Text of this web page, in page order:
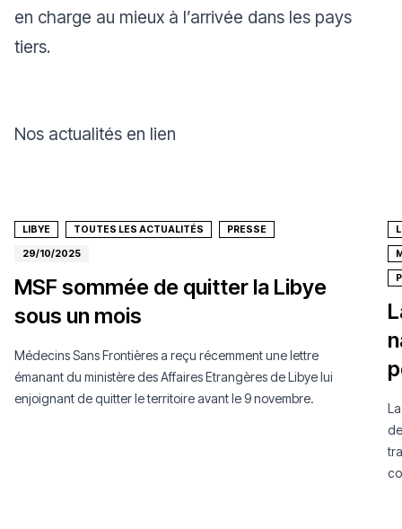
en charge au mieux à l’arrivée dans les pays
tiers.
Nos actualités en lien
LIBYE TOUTES LES ACTUALITÉS PRESSE
29/10/2025
MSF sommée de quitter la Libye
sous un mois
Médecins Sans Frontières a reçu récemment une lettre
émanant du ministère des Affaires Etrangères de Libye lui
enjoignant de quitter le territoire avant le 9 novembre.